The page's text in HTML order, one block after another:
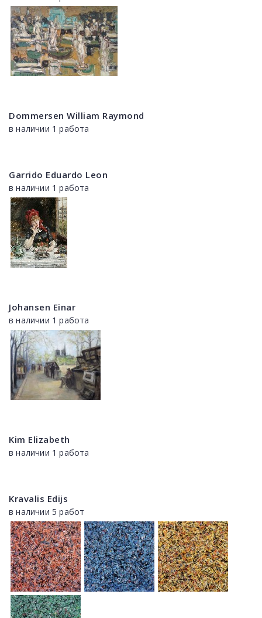
Dommersen William Raymond
в наличии 1 работа
Garrido Eduardo Leon
в наличии 1 работа
Johansen Einar
в наличии 1 работа
Kim Elizabeth
в наличии 1 работа
Kravalis Edijs
в наличии 5 работ